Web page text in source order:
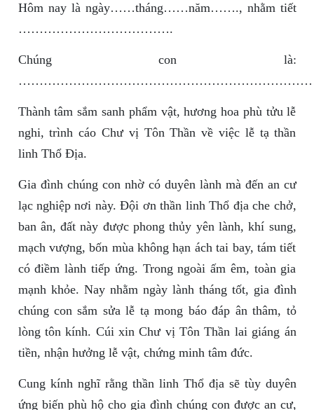
Hôm nay là ngày……tháng……năm……., nhằm tiết
……………………………….
Chúng con là:
Thành tâm sắm sanh phẩm vật, hương hoa phù tửu lễ
nghi, trình cáo Chư vị Tôn Thần về việc lễ tạ thần
linh Thổ Địa.
Gia đình chúng con nhờ có duyên lành mà đến an cư
lạc nghiệp nơi này. Đội ơn thần linh Thổ địa che chở,
ban ân, đất này được phong thủy yên lành, khí sung,
mạch vượng, bốn mùa không hạn ách tai bay, tám tiết
có điềm lành tiếp ứng. Trong ngoài ấm êm, toàn gia
mạnh khỏe. Nay nhằm ngày lành tháng tốt, gia đình
chúng con sắm sửa lễ tạ mong báo đáp ân thâm, tỏ
lòng tôn kính. Cúi xin Chư vị Tôn Thần lai giáng án
tiền, nhận hưởng lễ vật, chứng minh tâm đức.
Cung kính nghĩ rằng thần linh Thổ địa sẽ tùy duyên
ứng biến phù hộ cho gia đình chúng con được an cư,